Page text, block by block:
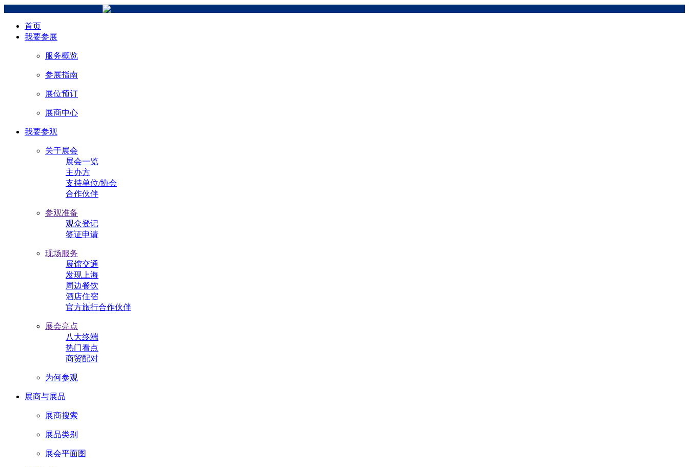
首页
我要参展
服务概览
参展指南
展位预订
展商中心
我要参观
关于展会
展会一览
主办方
支持单位/协会
合作伙伴
参观准备
观众登记
签证申请
现场服务
展馆交通
发现上海
周边餐饮
酒店住宿
官方旅行合作伙伴
展会亮点
八大终端
热门看点
商贸配对
为何参观
展商与展品
展商搜索
展品类别
展会平面图